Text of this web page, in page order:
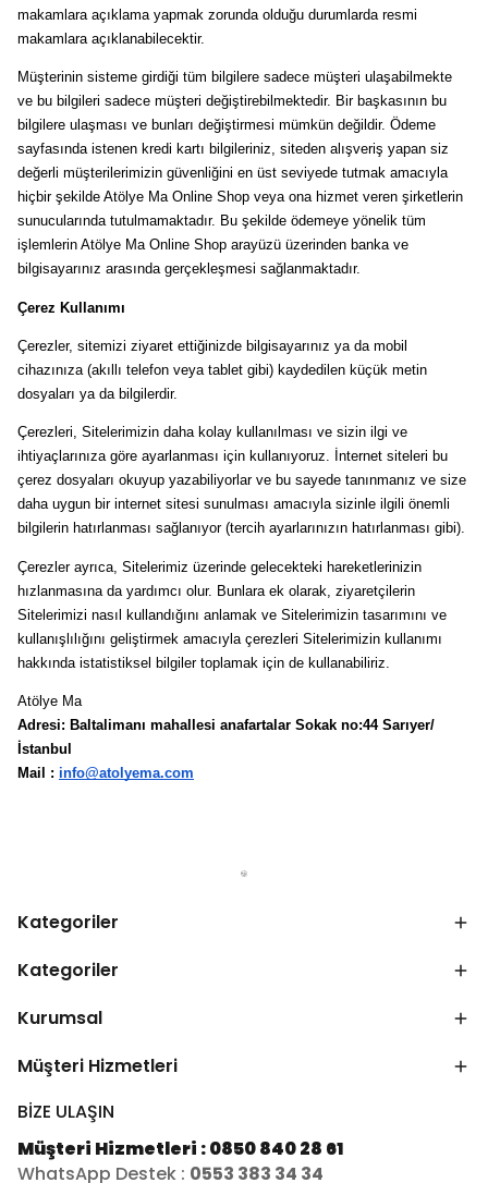
makamlara açıklama yapmak zorunda olduğu durumlarda resmi
makamlara açıklanabilecektir.
Müşterinin sisteme girdiği tüm bilgilere sadece müşteri ulaşabilmekte
ve bu bilgileri sadece müşteri değiştirebilmektedir. Bir başkasının bu
bilgilere ulaşması ve bunları değiştirmesi mümkün değildir. Ödeme
sayfasında istenen kredi kartı bilgileriniz, siteden alışveriş yapan siz
değerli müşterilerimizin güvenliğini en üst seviyede tutmak amacıyla
hiçbir şekilde Atölye Ma Online Shop veya ona hizmet veren şirketlerin
sunucularında tutulmamaktadır. Bu şekilde ödemeye yönelik tüm
işlemlerin Atölye Ma Online Shop arayüzü üzerinden banka ve
bilgisayarınız arasında gerçekleşmesi sağlanmaktadır.
Çerez Kullanımı
Çerezler, sitemizi ziyaret ettiğinizde bilgisayarınız ya da mobil
cihazınıza (akıllı telefon veya tablet gibi) kaydedilen küçük metin
dosyaları ya da bilgilerdir.
Çerezleri, Sitelerimizin daha kolay kullanılması ve sizin ilgi ve
ihtiyaçlarınıza göre ayarlanması için kullanıyoruz. İnternet siteleri bu
çerez dosyaları okuyup yazabiliyorlar ve bu sayede tanınmanız ve size
daha uygun bir internet sitesi sunulması amacıyla sizinle ilgili önemli
bilgilerin hatırlanması sağlanıyor (tercih ayarlarınızın hatırlanması gibi).
Çerezler ayrıca, Sitelerimiz üzerinde gelecekteki hareketlerinizin
hızlanmasına da yardımcı olur. Bunlara ek olarak, ziyaretçilerin
Sitelerimizi nasıl kullandığını anlamak ve Sitelerimizin tasarımını ve
kullanışlılığını geliştirmek amacıyla çerezleri Sitelerimizin kullanımı
hakkında istatistiksel bilgiler toplamak için de kullanabiliriz.
Atölye Ma
Adresi: Baltalimanı mahallesi anafartalar Sokak no:44 Sarıyer/
İstanbul
Mail : info@atolyema.com
Kategoriler
Kategoriler
Kurumsal
Müşteri Hizmetleri
BİZE ULAŞIN
Müşteri Hizmetleri : 0850 840 28 61
WhatsApp Destek : 0553 383 34 34